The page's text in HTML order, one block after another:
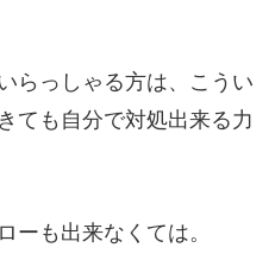
らっしゃる方は、こうい
ても自分で対処出来る力
ーも出来なくては。